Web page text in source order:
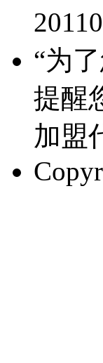
“为
提醒
加盟